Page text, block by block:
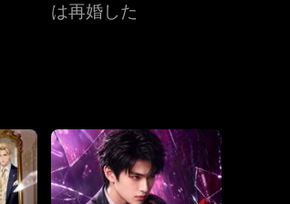
第34話 第35話 第36話
は再婚した